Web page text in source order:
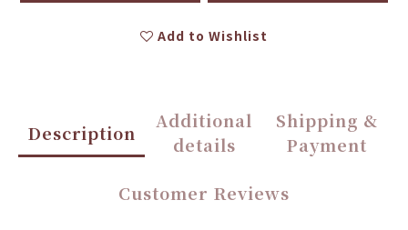
Add to Wishlist
Description
Additional
details
Shipping &
Payment
Customer Reviews